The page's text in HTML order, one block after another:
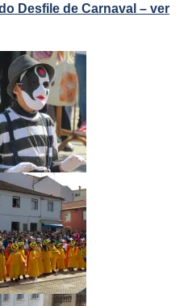
Desfile de Carnaval – ver